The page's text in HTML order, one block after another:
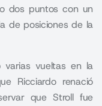
dos puntos con un
de posiciones de la
varias vueltas en la
Ricciardo renació
que Stroll fue